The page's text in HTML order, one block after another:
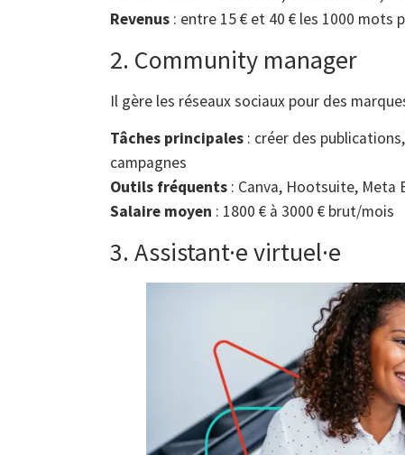
Revenus : entre 15 € et 40 € les 1000 mots
2. Community manager
Il gère les réseaux sociaux pour des
Tâches principales : créer des
campagnes
Outils fréquents : Canva, Hootsuite, Meta
Salaire moyen : 1800 € à 3000 € brut/mois
3. Assistant·e virtuel·e